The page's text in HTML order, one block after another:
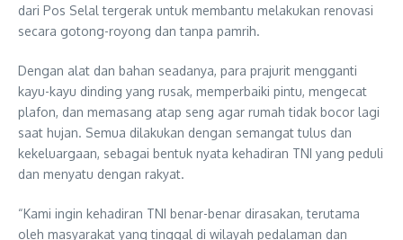
dari Pos Selal tergerak untuk membantu melakukan renovasi
secara gotong-royong dan tanpa pamrih.
Dengan alat dan bahan seadanya, para prajurit mengganti
kayu-kayu dinding yang rusak, memperbaiki pintu, mengecat
plafon, dan memasang atap seng agar rumah tidak bocor lagi
saat hujan. Semua dilakukan dengan semangat tulus dan
kekeluargaan, sebagai bentuk nyata kehadiran TNI yang peduli
dan menyatu dengan rakyat.
“Kami ingin kehadiran TNI benar-benar dirasakan, terutama
oleh masyarakat yang tinggal di wilayah pedalaman dan